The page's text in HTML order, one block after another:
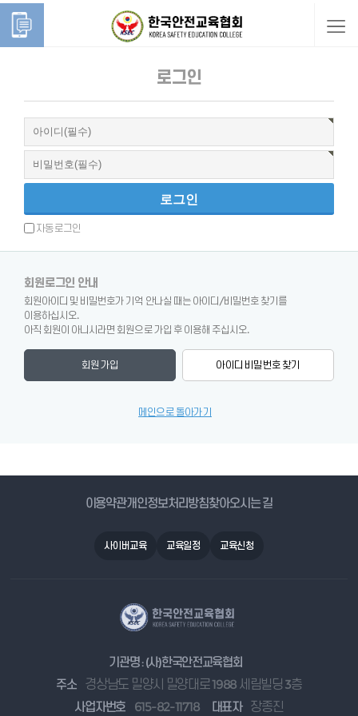
로그인
로그인
자동로그인
회원로그인 안내
회원아이디 및 비밀번호가 기억 안나실 때는 아이디/비밀번호 찾기를
이용하십시오.
아직 회원이 아니시라면 회원으로 가입 후 이용해 주십시오.
아이디 비밀번호 찾기
회원 가입
메인으로 돌아가기
이용약관개인정보처리방침찾아오시는 길
사이버교육 교육일정 교육신청
기관명 : (사)한국안전교육협회
주소
경상남도 밀양시 밀양대로 1988 세림빌딩 3층
사업자번호
615-82-11718 대표자 장종진